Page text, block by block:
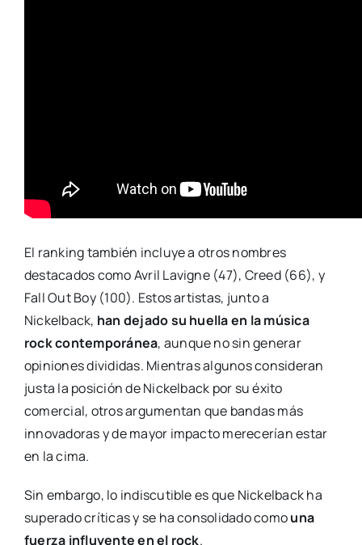
El ranking también incluye a otros nombres
destacados como Avril Lavigne (47), Creed (66), y
Fall Out Boy (100). Estos artistas, junto a
Nickelback, han dejado su huella en la música
rock contemporánea, aunque no sin generar
opiniones divididas. Mientras algunos consideran
justa la posición de Nickelback por su éxito
comercial, otros argumentan que bandas más
innovadoras y de mayor impacto merecerían estar
en la cima.
Sin embargo, lo indiscutible es que Nickelback ha
superado críticas y se ha consolidado comouna
fuerza influyente en el rock.